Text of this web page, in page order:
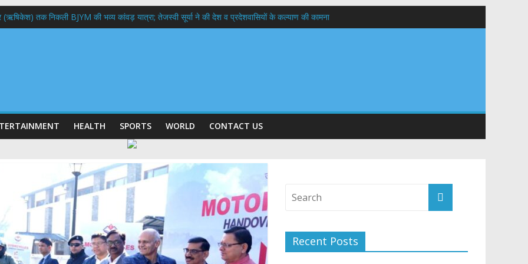
(ऋषिकेश) तक निकली BJYM की भव्य कांवड़ यात्रा; तेजस्वी सूर्या ने की देश व प्रदेशवासियों के कल्याण की कामना
PWD के EE, AE और JE निलंबित, सीएम धामी के निर्देश पर सख्त कार्रवाई
HEALTH SPORTS WORLD CONTACT US
Recent Posts